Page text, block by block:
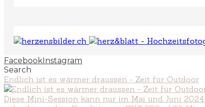
FacebookInstagram
Search
Endlich ist es wärmer draussen - Zeit für Outdoor